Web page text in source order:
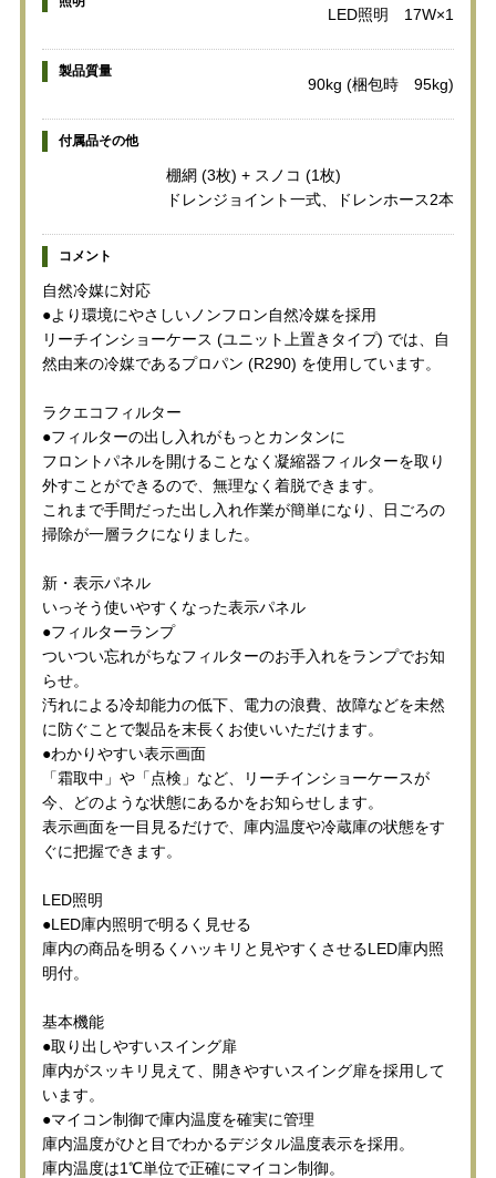
LED照明 17W×1
製品質量
90kg (梱包時 95kg)
付属品その他
棚網 (3枚) + スノコ (1枚)
ドレンジョイント一式、ドレンホース2本
コメント
自然冷媒に対応
●より環境にやさしいノンフロン自然冷媒を採用
リーチインショーケース (ユニット上置きタイプ) では、自
然由来の冷媒であるプロパン (R290) を使用しています。
ラクエコフィルター
●フィルターの出し入れがもっとカンタンに
フロントパネルを開けることなく凝縮器フィルターを取り
外すことができるので、無理なく着脱できます。
これまで手間だった出し入れ作業が簡単になり、日ごろの
掃除が一層ラクになりました。
新・表示パネル
いっそう使いやすくなった表示パネル
●フィルターランプ
ついつい忘れがちなフィルターのお手入れをランプでお知
らせ。
汚れによる冷却能力の低下、電力の浪費、故障などを未然
に防ぐことで製品を末長くお使いいただけます。
●わかりやすい表示画面
「霜取中」や「点検」など、リーチインショーケースが
今、どのような状態にあるかをお知らせします。
表示画面を一目見るだけで、庫内温度や冷蔵庫の状態をす
ぐに把握できます。
LED照明
●LED庫内照明で明るく見せる
庫内の商品を明るくハッキリと見やすくさせるLED庫内照
明付。
基本機能
●取り出しやすいスイング扉
庫内がスッキリ見えて、開きやすいスイング扉を採用して
います。
●マイコン制御で庫内温度を確実に管理
庫内温度がひと目でわかるデジタル温度表示を採用。
庫内温度は1℃単位で正確にマイコン制御。